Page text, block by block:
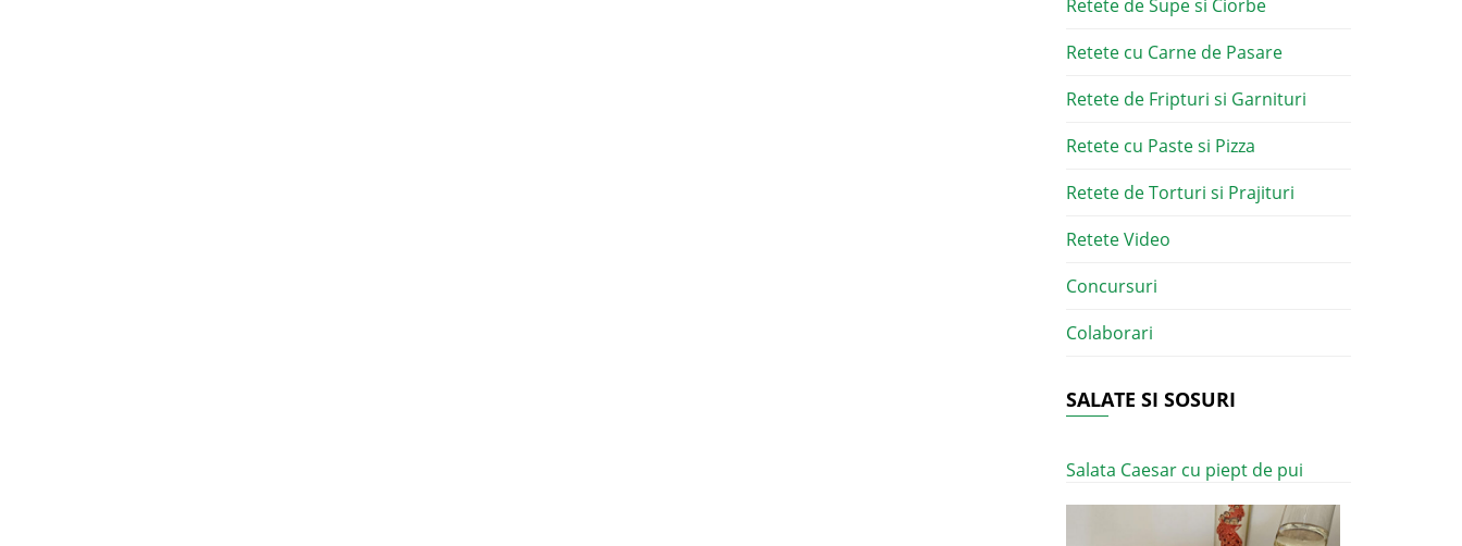
Retete de Supe si Ciorbe
Retete cu Carne de Pasare
Retete de Fripturi si Garnituri
Retete cu Paste si Pizza
Retete de Torturi si Prajituri
Retete Video
Concursuri
Colaborari
SALATE SI SOSURI
Salata Caesar cu piept de pui